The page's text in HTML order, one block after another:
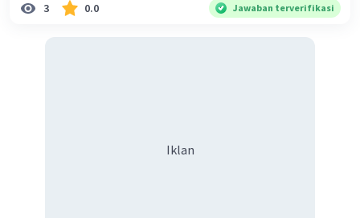
3 0.0 Jawaban terverifikasi
Iklan